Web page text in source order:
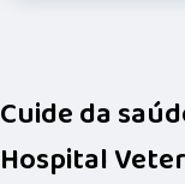
Cuide da
Hospital